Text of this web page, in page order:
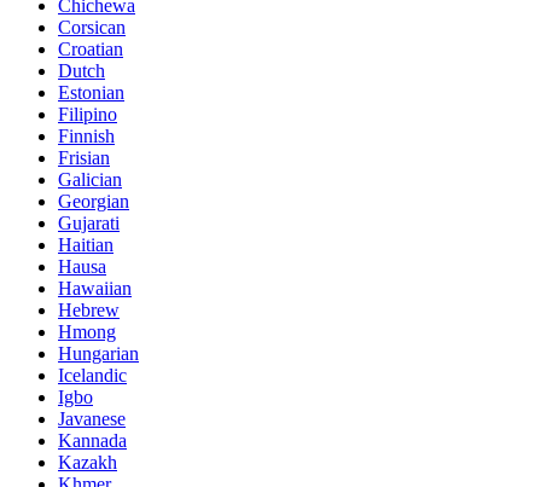
Chichewa
Corsican
Croatian
Dutch
Estonian
Filipino
Finnish
Frisian
Galician
Georgian
Gujarati
Haitian
Hausa
Hawaiian
Hebrew
Hmong
Hungarian
Icelandic
Igbo
Javanese
Kannada
Kazakh